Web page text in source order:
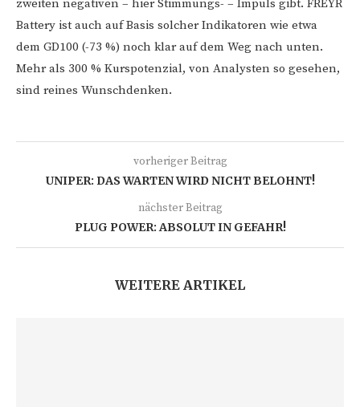
zweiten negativen – hier Stimmungs- – Impuls gibt. FREYR
Battery ist auch auf Basis solcher Indikatoren wie etwa
dem GD100 (-73 %) noch klar auf dem Weg nach unten.
Mehr als 300 % Kurspotenzial, von Analysten so gesehen,
sind reines Wunschdenken.
vorheriger Beitrag
UNIPER: DAS WARTEN WIRD NICHT BELOHNT!
nächster Beitrag
PLUG POWER: ABSOLUT IN GEFAHR!
WEITERE ARTIKEL